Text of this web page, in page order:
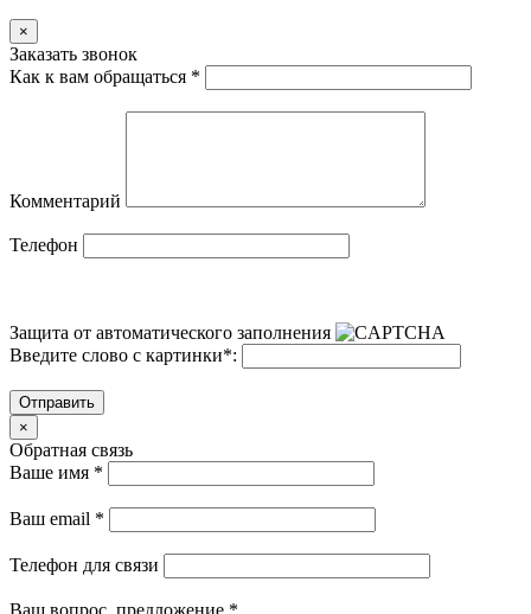
×
Заказать звонок
Как к вам обращаться *
Комментарий
Телефон
Защита от автоматического заполнения
Введите слово с картинки*:
Отправить
×
Обратная связь
Ваше имя *
Ваш email *
Телефон для связи
Ваш вопрос, предложение *